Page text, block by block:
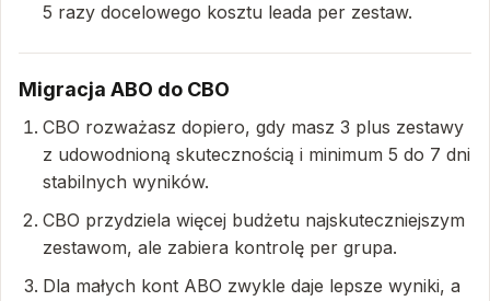
5 razy docelowego kosztu leada per zestaw.
Migracja ABO do CBO
CBO rozważasz dopiero, gdy masz 3 plus zestawy
z udowodnioną skutecznością i minimum 5 do 7 dni
stabilnych wyników.
CBO przydziela więcej budżetu najskuteczniejszym
zestawom, ale zabiera kontrolę per grupa.
Dla małych kont ABO zwykle daje lepsze wyniki, a